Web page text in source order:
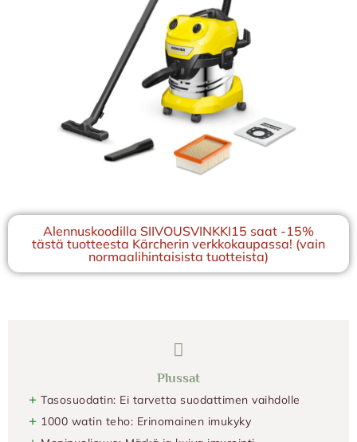
Alennuskoodilla SIIVOUSVINKKI15 saat -15%
tästä tuotteesta Kärcherin verkkokaupassa! (vain
normaalihintaisista tuotteista)
Plussat
+ Tasosuodatin: Ei tarvetta suodattimen vaihdolle
+ 1000 watin teho: Erinomainen imukyky